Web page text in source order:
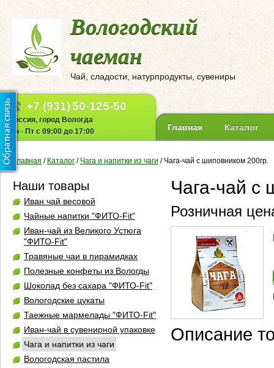
Вологодский
чаеман
Чай, сладости, натурпродукты, сувениры
+7 (931)50-125-50
Россия, город Вологда
Пн - Пт с 09:00 до 17:00
Главная Каталог
Главная / Каталог / Чага и напитки из чаги / Чага-чай с шиповником 200гр.
Наши товары
Иван чай весовой
Чайные напитки "ФИТО-Fit"
Иван-чай из Великого Устюга
"ФИТО-Fit"
Травяные чаи в пирамидках
Полезные конфеты из Вологды
Шоколад без сахара "ФИТО-Fit"
Вологодские цукаты
Таежные мармелады "ФИТО-Fit"
Иван-чай в сувенирной упаковке
Чага и напитки из чаги
Вологодская пастила
Чага-чай с
Розничная
Описание